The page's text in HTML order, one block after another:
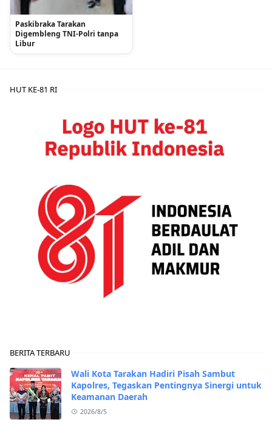
Paskibraka Tarakan
Digembleng TNI-Polri tanpa
Libur
HUT KE-81 RI
BERITA TERBARU
Wali Kota Tarakan Hadiri Pisah Sambut
Kapolres, Tegaskan Pentingnya Sinergi untuk
Keamanan Daerah
2026/8/5